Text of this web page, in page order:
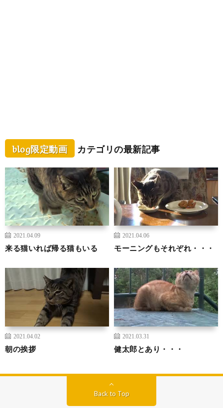
blog限定動画 カテゴリの最新記事
2021.04.09
来る猫いれば帰る猫もいる
2021.04.06
モーニングもそれぞれ・・・
2021.04.02
朝の挨拶
2021.03.31
健太郎とあり・・・
Back to Top